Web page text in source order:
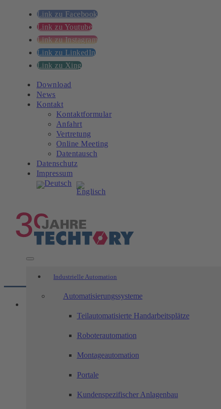
Link zu Facebook
Link zu Youtube
Link zu Instagram
Link zu LinkedIn
Link zu Xing
Download
News
Kontakt
Kontaktformular
Anfahrt
Vertretung
Online Meeting
Datentausch
Datenschutz
Impressum
Industrielle Automation
Automatisierungssysteme
Teilautomatisierte Handarbeitsplätze
Roboterautomation
Montageautomation
Portale
Kundenspezifischer Anlagenbau